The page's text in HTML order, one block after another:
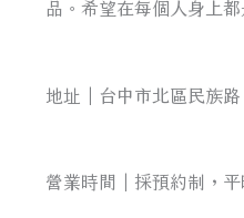
品。希望在每個人身上
地址｜台中市北區民族
營業時間｜採預約制，